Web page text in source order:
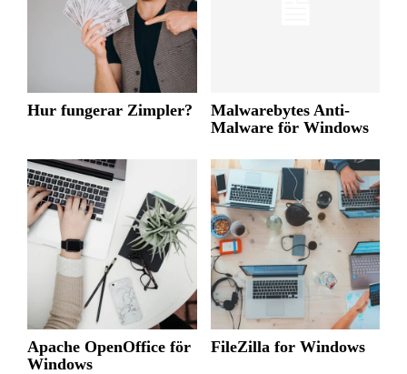
Hur fungerar Zimpler?
Malwarebytes Anti-
Malware för Windows
Apache OpenOffice för
Windows
FileZilla for Windows